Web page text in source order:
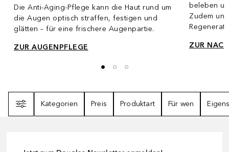
Die Anti-Aging-Pflege kann die Haut rund um
die Augen optisch straffen, festigen und
glätten – für eine frischere Augenpartie.
ZUR AUGENPFLEGE
beleben
Zudem
ZUR
Kategorien
Preis Produktart Für wen